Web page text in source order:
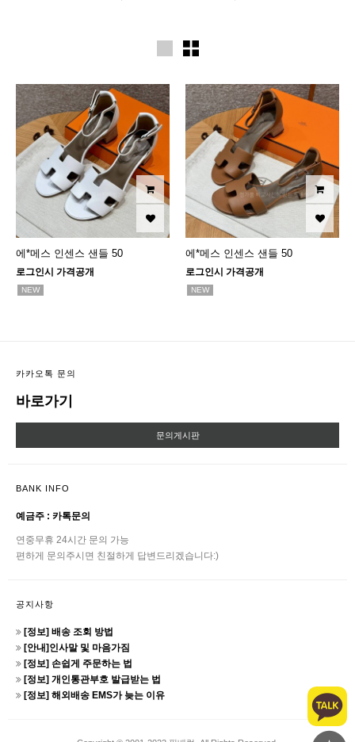
에*메스 인센스 샌들 50
로그인시 가격공개
NEW
에*메스 인센스 샌들 50
로그인시 가격공개
NEW
카카오톡 문의
바로가기
문의게시판
BANK INFO
예금주 : 카톡문의
연중무휴 24시간 문의 가능
편하게 문의주시면 친절하게 답변드리겠습니다:)
공지사항
[정보] 배송 조회 방법
[안내]인사말 및 마음가짐
[정보] 손쉽게 주문하는 법
[정보] 개인통관부호 발급받는 법
[정보] 해외배송 EMS가 늦는 이유